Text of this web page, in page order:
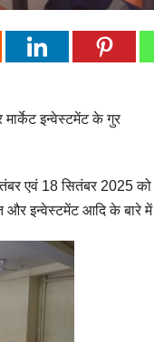
इन्वेस्टमेंट के गुर
एवं 18 सितंबर 2025
इन्वेस्टमेंट आदि के बारे में